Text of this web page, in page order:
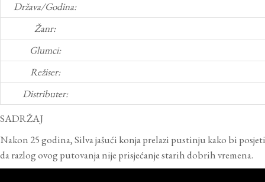
Država/Godina:
Žanr:
Glumci:
Režiser:
Distributer:
SADRŽAJ
Nakon 25 godina, Silva jašući konja prelazi pustinju kako bi
da razlog ovog putovanja nije prisjećanje starih dobrih vremena.